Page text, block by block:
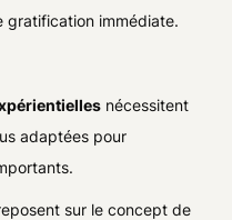
gratification immédiate.
nécessitent
adaptées pour
sur le concept de